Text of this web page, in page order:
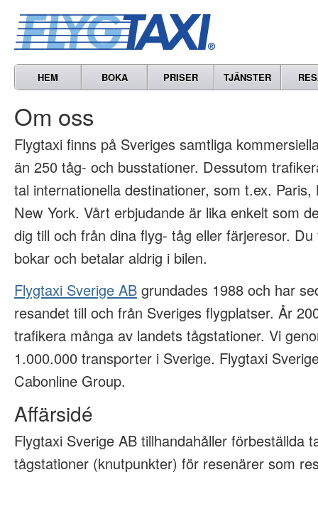
HEM BOKA PRISER TJÄNSTER
Om oss
Flygtaxi finns på Sveriges samtliga
än 250 tåg- och busstationer. Dessutom
tal internationella destinationer, som t.ex.
New York. Vårt erbjudande är lika enkelt som
dig till och från dina flyg- tåg eller färjeresor.
bokar och betalar aldrig i bilen.
Flygtaxi Sverige AB grundades 1988 och har
resandet till och från Sveriges flygplatser. År
trafikera många av landets tågstationer. Vi
1.000.000 transporter i Sverige. Flygtaxi
Cabonline Group.
Affärsidé
Flygtaxi Sverige AB tillhandahåller förbeställda
tågstationer (knutpunkter) för resenärer som